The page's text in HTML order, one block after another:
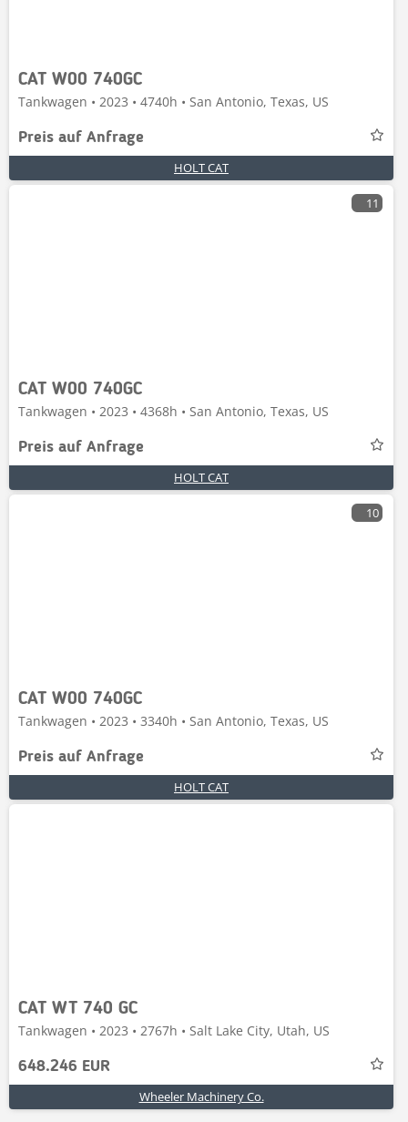
CAT W00 740GC
Tankwagen • 2023 • 4740h • San Antonio, Texas, US
Preis auf Anfrage
HOLT CAT
11
CAT W00 740GC
Tankwagen • 2023 • 4368h • San Antonio, Texas, US
Preis auf Anfrage
HOLT CAT
10
CAT W00 740GC
Tankwagen • 2023 • 3340h • San Antonio, Texas, US
Preis auf Anfrage
HOLT CAT
CAT WT 740 GC
Tankwagen • 2023 • 2767h • Salt Lake City, Utah, US
648.246 EUR
Wheeler Machinery Co.